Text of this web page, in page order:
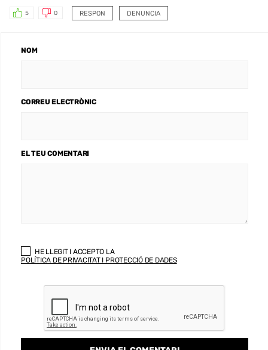
RESPON
5 0 DENUNCIA
NOM
CORREU ELECTRÒNIC
EL TEU COMENTARI
HE LLEGIT I ACCEPTO LA
POLÍTICA DE PRIVACITAT I PROTECCIÓ DE DADES